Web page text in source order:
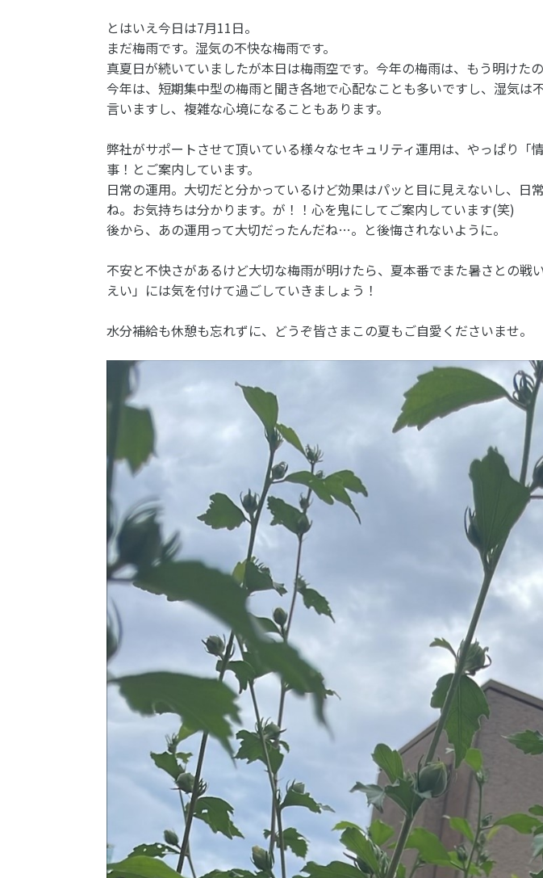
とはいえ今日は7月11日。
まだ梅雨です。湿気の不快な梅雨です。
真夏日が続いていましたが本日は梅雨空です。今年の梅雨は、もう明けた
今年は、短期集中型の梅雨と聞き各地で心配なことも多いですし、湿気
言いますし、複雑な心境になることもあります。
弊社がサポートさせて頂いている様々なセキュリティ運用は、やっぱり
事！とご案内しています。
日常の運用。大切だと分かっているけど効果はパッと目に見えないし、
ね。お気持ちは分かります。が！！心を鬼にしてご案内しています(笑)
後から、あの運用って大切だったんだね…。と後悔されないように。
不安と不快さがあるけど大切な梅雨が明けたら、夏本番でまた暑さとの
えい」には気を付けて過ごしていきましょう！
水分補給も休憩も忘れずに、どうぞ皆さまこの夏もご自愛くださいませ。